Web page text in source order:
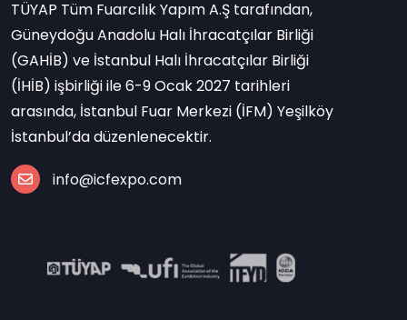
TÜYAP Tüm Fuarcılık Yapım A.Ş tarafından,
Güneydoğu Anadolu Halı İhracatçılar Birliği
(GAHİB) ve İstanbul Halı İhracatçılar Birliği
(İHİB) işbirliği ile 6-9 Ocak 2027 tarihleri
arasında, İstanbul Fuar Merkezi (İFM) Yeşilköy
İstanbul’da düzenlenecektir.
info@icfexpo.com